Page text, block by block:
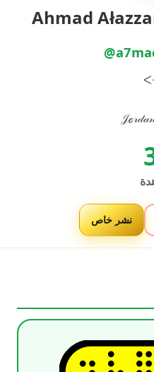
Ahmad
ᑅ
نشر خاص